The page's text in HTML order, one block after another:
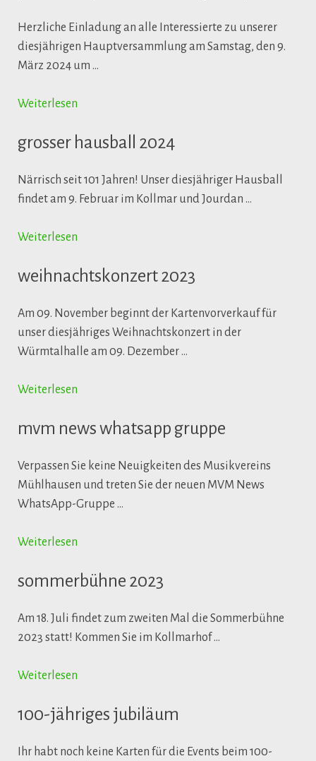
Herzliche Einladung an alle Interessierte zu unserer
diesjährigen Hauptversammlung am Samstag, den 9.
März 2024 um …
Weiterlesen
grosser hausball 2024
Närrisch seit 101 Jahren! Unser diesjähriger Hausball
findet am 9. Februar im Kollmar und Jourdan …
Weiterlesen
weihnachtskonzert 2023
Am 09. November beginnt der Kartenvorverkauf für
unser diesjähriges Weihnachtskonzert in der
Würmtalhalle am 09. Dezember …
Weiterlesen
mvm news whatsapp gruppe
Verpassen Sie keine Neuigkeiten des Musikvereins
Mühlhausen und treten Sie der neuen MVM News
WhatsApp-Gruppe …
Weiterlesen
sommerbühne 2023
Am 18. Juli findet zum zweiten Mal die Sommerbühne
2023 statt! Kommen Sie im Kollmarhof …
Weiterlesen
100-jähriges jubiläum
Ihr habt noch keine Karten für die Events beim 100-